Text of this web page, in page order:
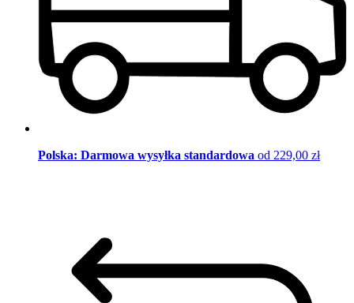
Polska: Darmowa wysyłka standardowa od 229,00 zł